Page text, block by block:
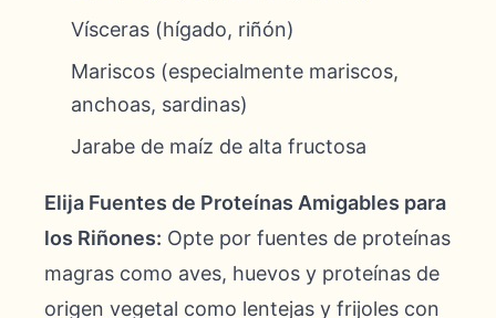
Vísceras (hígado, riñón)
Mariscos (especialmente mariscos,
anchoas, sardinas)
Jarabe de maíz de alta fructosa
Elija Fuentes de Proteínas Amigables para
los Riñones: Opte por fuentes de proteínas
magras como aves, huevos y proteínas de
origen vegetal como lentejas y frijoles con